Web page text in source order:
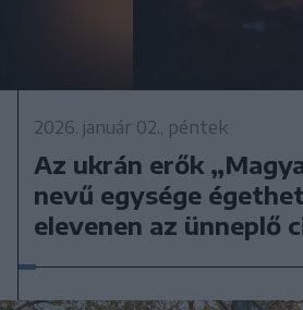
2026. január 02., péntek
Az ukrán erők
nevű egysége
elevenen az ünneplő